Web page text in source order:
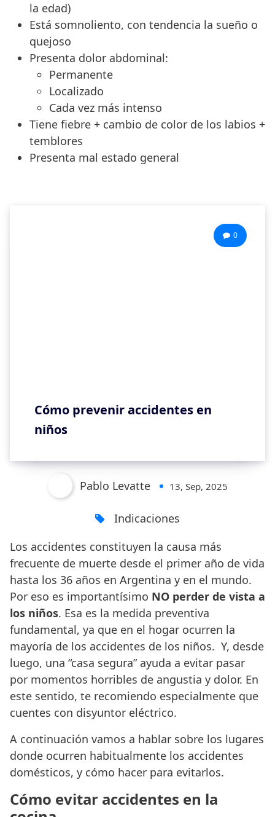
la edad)
Está somnoliento, con tendencia la sueño o
quejoso
Presenta dolor abdominal:
Permanente
Localizado
Cada vez más intenso
Tiene fiebre + cambio de color de los labios +
temblores
Presenta mal estado general
Cómo prevenir accidentes en
niños
0
Pablo Levatte 13, Sep, 2025
Indicaciones
Los accidentes constituyen la causa más
frecuente de muerte desde el primer año de vida
hasta los 36 años en Argentina y en el mundo.
Por eso es importantísimo NO perder de vista a
los niños. Esa es la medida preventiva
fundamental, ya que en el hogar ocurren la
mayoría de los accidentes de los niños. Y, desde
luego, una “casa segura” ayuda a evitar pasar
por momentos horribles de angustia y dolor. En
este sentido, te recomiendo especialmente que
cuentes con disyuntor eléctrico.
A continuación vamos a hablar sobre los lugares
donde ocurren habitualmente los accidentes
domésticos, y cómo hacer para evitarlos.
Cómo evitar accidentes en la